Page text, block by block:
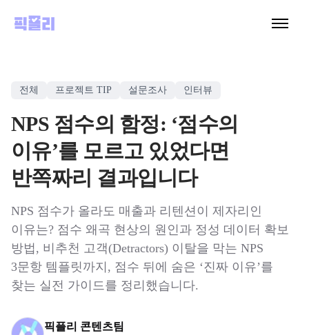
전체 프로젝트 TIP 설문조사 인터뷰
NPS 점수의 함정: ‘점수의
이유’를 모르고 있었다면
반쪽짜리 결과입니다
NPS 점수가 올라도 매출과 리텐션이 제자리인
이유는? 점수 왜곡 현상의 원인과 정성 데이터 확보
방법, 비추천 고객(Detractors) 이탈을 막는 NPS
3문항 템플릿까지, 점수 뒤에 숨은 ‘진짜 이유’를
찾는 실전 가이드를 정리했습니다.
픽플리 콘텐츠팀